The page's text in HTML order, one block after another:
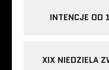
INTENCJE OD
XIX NIEDZIELA